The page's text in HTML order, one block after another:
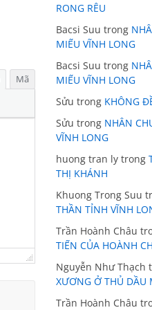
Mã
RONG RÊU
Bacsi Suu trong
MIẾU VĨNH LONG
Bacsi Suu trong
MIẾU VĨNH LONG
Sửu trong KHÔNG
Sửu trong NHÂN
VĨNH LONG
huong tran ly trong
THỊ KHÁNH
Khuong Trong Suu
THẦN TỈNH VĨNH
Trần Hoành Châu
TIẾN CỦA HOÀNH
Nguyễn Như Thạch
XƯƠNG Ở THỦ DẦU
Trần Hoành Châu